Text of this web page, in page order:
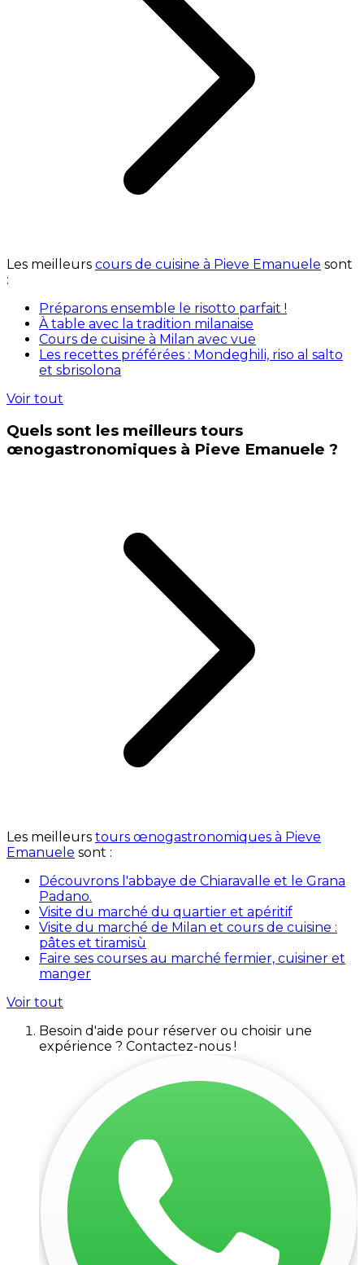
Les meilleurs cours de cuisine à Pieve Emanuele sont
:
Préparons ensemble le risotto parfait !
À table avec la tradition milanaise
Cours de cuisine à Milan avec vue
Les recettes préférées : Mondeghili, riso al salto
et sbrisolona
Voir tout
Quels sont les meilleurs tours
œnogastronomiques à Pieve Emanuele ?
Les meilleurs tours œnogastronomiques à Pieve
Emanuele sont :
Découvrons l'abbaye de Chiaravalle et le Grana
Padano.
Visite du marché du quartier et apéritif
Visite du marché de Milan et cours de cuisine :
pâtes et tiramisù
Faire ses courses au marché fermier, cuisiner et
manger
Voir tout
Besoin d'aide pour réserver ou choisir une
expérience ? Contactez-nous !